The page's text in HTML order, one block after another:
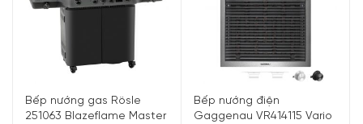
Bếp nướng gas Rösle
251063 Blazeflame Master
Bếp nướng điện
Gaggenau VR414115 Vario